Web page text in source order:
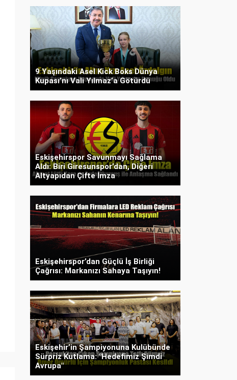
9 Yaşındaki Asel Kick Boks Dünya
Kupası’nı Vali Yılmaz’a Götürdü
Eskişehirspor Savunmayı Sağlama
Aldı: Biri Giresunspor’dan, Diğeri
Altyapıdan Çifte İmza
Eskişehirspor’dan Güçlü İş Birliği
Çağrısı: Markanızı Sahaya Taşıyın!
Eskişehir’in Şampiyonuna Kulübünde
Sürpriz Kutlama: "Hedefimiz Şimdi
Avrupa"